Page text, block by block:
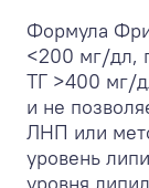
Формула
<200 мг/дл,
ТГ >400 мг/
и не
ЛНП или
уровень